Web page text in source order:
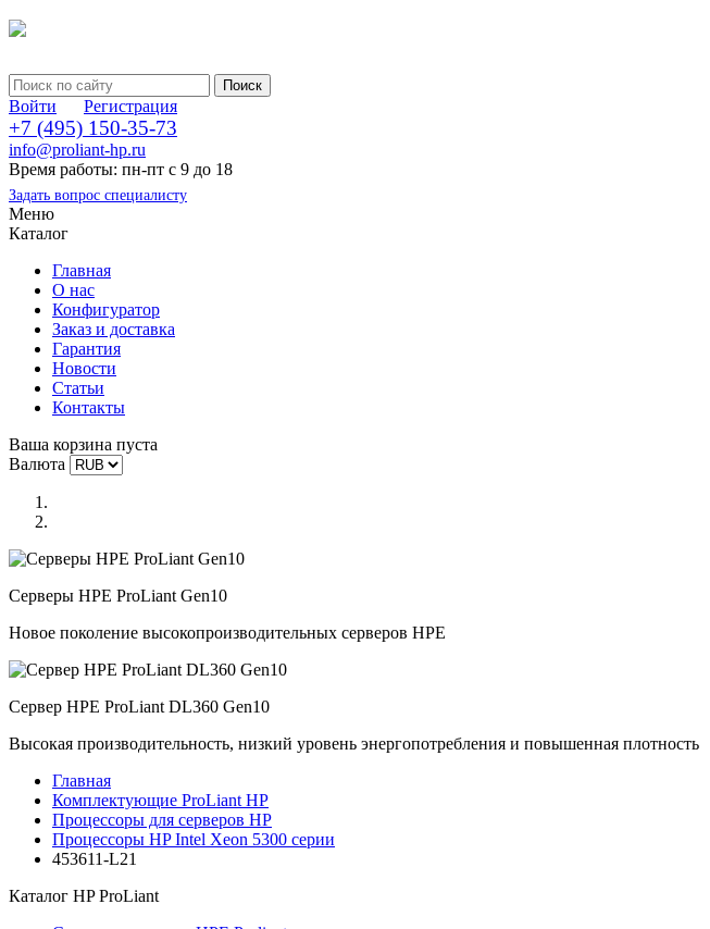
Войти Регистрация
+7 (495) 150-35-73
info@proliant-hp.ru
Время работы: пн-пт с 9 до 18
Задать вопрос специалисту
Меню
Каталог
Главная
О нас
Конфигуратор
Заказ и доставка
Гарантия
Новости
Статьи
Контакты
Ваша корзина пуста
Валюта
Серверы HPE ProLiant Gen10
Новое поколение высокопроизводительных серверов HPE
Сервер HPE ProLiant DL360 Gen10
Высокая производительность, низкий уровень энергопотребления и повышенная плотность
Главная
Комплектующие ProLiant HP
Процессоры для серверов HP
Процессоры HP Intel Xeon 5300 серии
453611-L21
Каталог HP ProLiant